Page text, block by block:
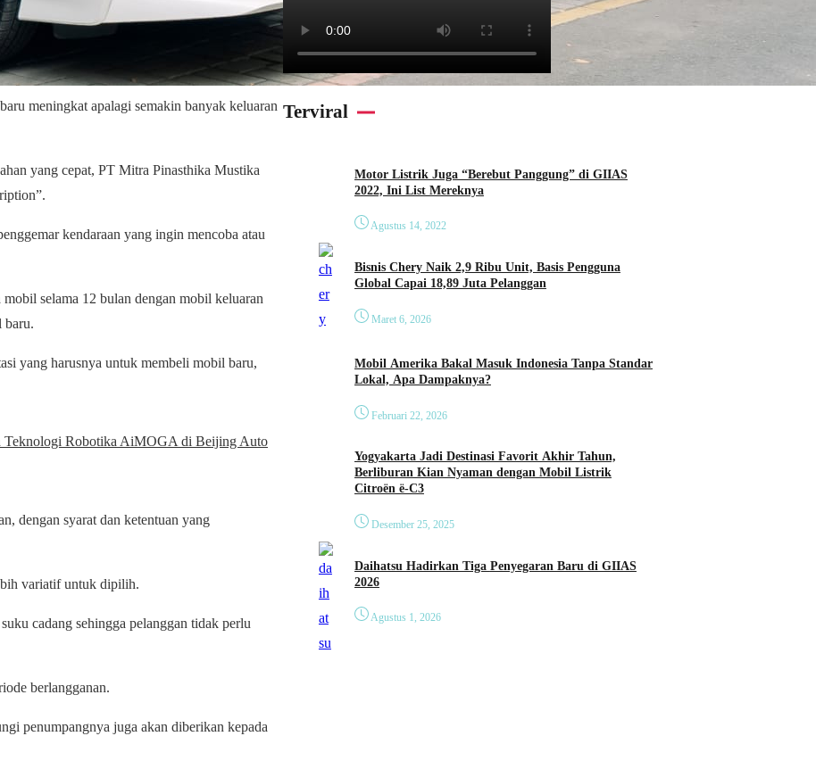
meningkat apalagi semakin banyak keluaran
yang cepat, PT Mitra Pinasthika Mustika
kendaraan yang ingin mencoba atau
selama 12 bulan dengan mobil keluaran
baru.
yang harusnya untuk membeli mobil baru,
Robotika AiMOGA di Beijing Auto
dengan syarat dan ketentuan yang
variatif untuk dipilih.
cadang sehingga pelanggan tidak perlu
berlangganan.
penumpangnya juga akan diberikan kepada
Terviral
Motor Listrik Juga “Berebut Panggung” di GIIAS
2022, Ini List Mereknya
Agustus 14, 2022
Bisnis Chery Naik 2,9 Ribu Unit, Basis Pengguna
Global Capai 18,89 Juta Pelanggan
Maret 6, 2026
Mobil Amerika Bakal Masuk Indonesia Tanpa Standar
Lokal, Apa Dampaknya?
Februari 22, 2026
Yogyakarta Jadi Destinasi Favorit Akhir Tahun,
Berliburan Kian Nyaman dengan Mobil Listrik
Citroën ë-C3
Desember 25, 2025
Daihatsu Hadirkan Tiga Penyegaran Baru di GIIAS
2026
Agustus 1, 2026